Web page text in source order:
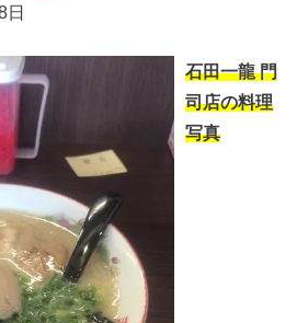
日
石田一龍 門
司店の料理
写真